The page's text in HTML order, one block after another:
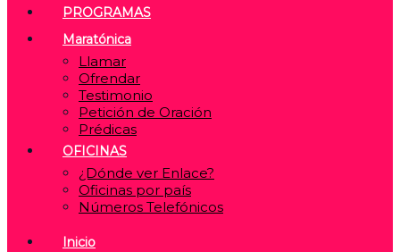
PROGRAMAS
Maratónica
Llamar
Ofrendar
Testimonio
Petición de Oración
Prédicas
OFICINAS
¿Dónde ver Enlace?
Oficinas por país
Números Telefónicos
Inicio